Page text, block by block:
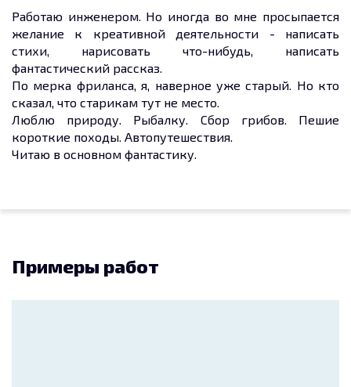
Работаю инженером. Но иногда во мне просыпается
желание к креативной деятельности - написать
стихи, нарисовать что-нибудь, написать
фантастический рассказ.
По мерка фриланса, я, наверное уже старый. Но кто
сказал, что старикам тут не место.
Люблю природу. Рыбалку. Сбор грибов. Пешие
короткие походы. Автопутешествия.
Читаю в основном фантастику.
Примеры работ